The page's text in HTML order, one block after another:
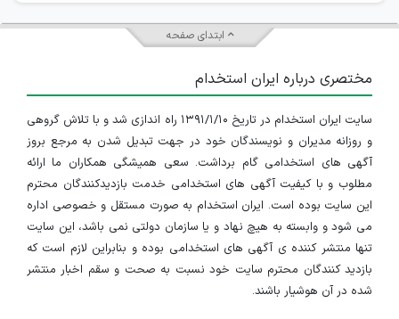
استخدام کارشناس فروش
۳ سال پیش منقضی شده
استخدام مدیر محصول
آذربایجان شرقی
۳ سال پیش منقضی شده
استخدام کارشناس تولید محتوا
آذربایجان شرقی
ابتدای صفحه
مختصری درباره ایران استخدام
سایت ایران استخدام در تاریخ ۱۳۹۱/۱/۱۰ راه اندازی شد و با تلاش گروهی
و روزانه مدیران و نویسندگان خود در جهت تبدیل شدن به مرجع بروز
آگهی های استخدامی گام برداشت. سعی همیشگی همکاران ما ارائه
مطلوب و با کیفیت آگهی های استخدامی خدمت بازدیدکنندگان محترم
این سایت بوده است. ایران استخدام به صورت مستقل و خصوصی اداره
می شود و وابسته به هیچ نهاد و یا سازمان دولتی نمی باشد، این سایت
تنها منتشر کننده ی آگهی های استخدامی بوده و بنابراین لازم است که
بازدید کنندگان محترم سایت خود نسبت به صحت و سقم اخبار منتشر
شده در آن هوشیار باشند.